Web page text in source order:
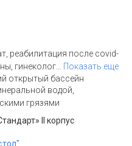
реабилитация после covid-
гинеколог
Показать еще
открытый бассейн
водой,
грязями
II корпус